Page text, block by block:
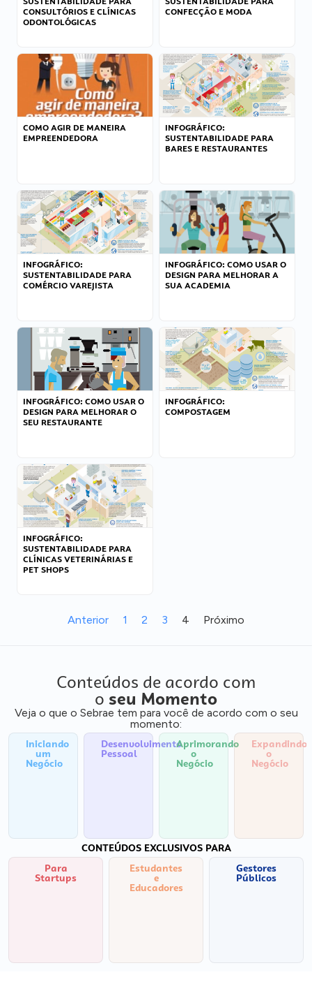
CONSULTÓRIOS E CLÍNICAS
ODONTOLÓGICAS
CONFECÇÃO E MODA
COMO AGIR DE MANEIRA
EMPREENDEDORA
INFOGRÁFICO:
SUSTENTABILIDADE PARA
BARES E RESTAURANTES
INFOGRÁFICO:
SUSTENTABILIDADE PARA
COMÉRCIO VAREJISTA
INFOGRÁFICO: COMO USAR O
DESIGN PARA MELHORAR A
SUA ACADEMIA
INFOGRÁFICO: COMO USAR O
DESIGN PARA MELHORAR O
SEU RESTAURANTE
INFOGRÁFICO:
COMPOSTAGEM
INFOGRÁFICO:
SUSTENTABILIDADE PARA
CLÍNICAS VETERINÁRIAS E
PET SHOPS
Anterior 1 2 3 4 Próximo
Conteúdos de acordo com
o seu Momento
Veja o que o Sebrae tem para você de acordo com o seu
momento:
Iniciando
um
Negócio
Desenvolvimento
Pessoal
Aprimorando
o
Negócio
Expandindo
o
Negócio
CONTEÚDOS EXCLUSIVOS PARA
Para
Startups
Estudantes
e
Educadores
Gestores
Públicos